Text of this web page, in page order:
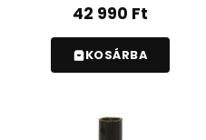
42 990 Ft
KOSÁRBA